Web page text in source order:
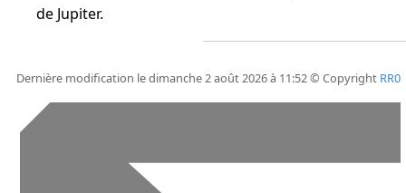
de Jupiter.
Dernière modification le dimanche 2 août 2026 à 11:52 © Copyright RR0